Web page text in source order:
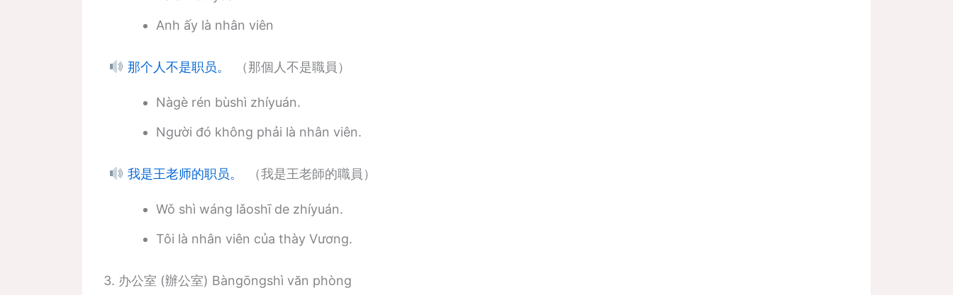
Anh ấy là nhân viên
那个人不是职员。 （那個人不是職員）
Nàgè rén bùshì zhíyuán.
Người đó không phải là nhân viên.
我是王老师的职员。 （我是王老師的職員）
Wǒ shì wáng lǎoshī de zhíyuán.
Tôi là nhân viên của thày Vương.
3. 办公室 (辦公室) Bàngōngshì văn phòng